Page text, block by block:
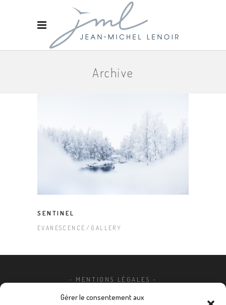
Gérer le consentement aux
Archive
SENTINEL
EVANESCENCE GALLERY
- MENTIONS LÉGALES -